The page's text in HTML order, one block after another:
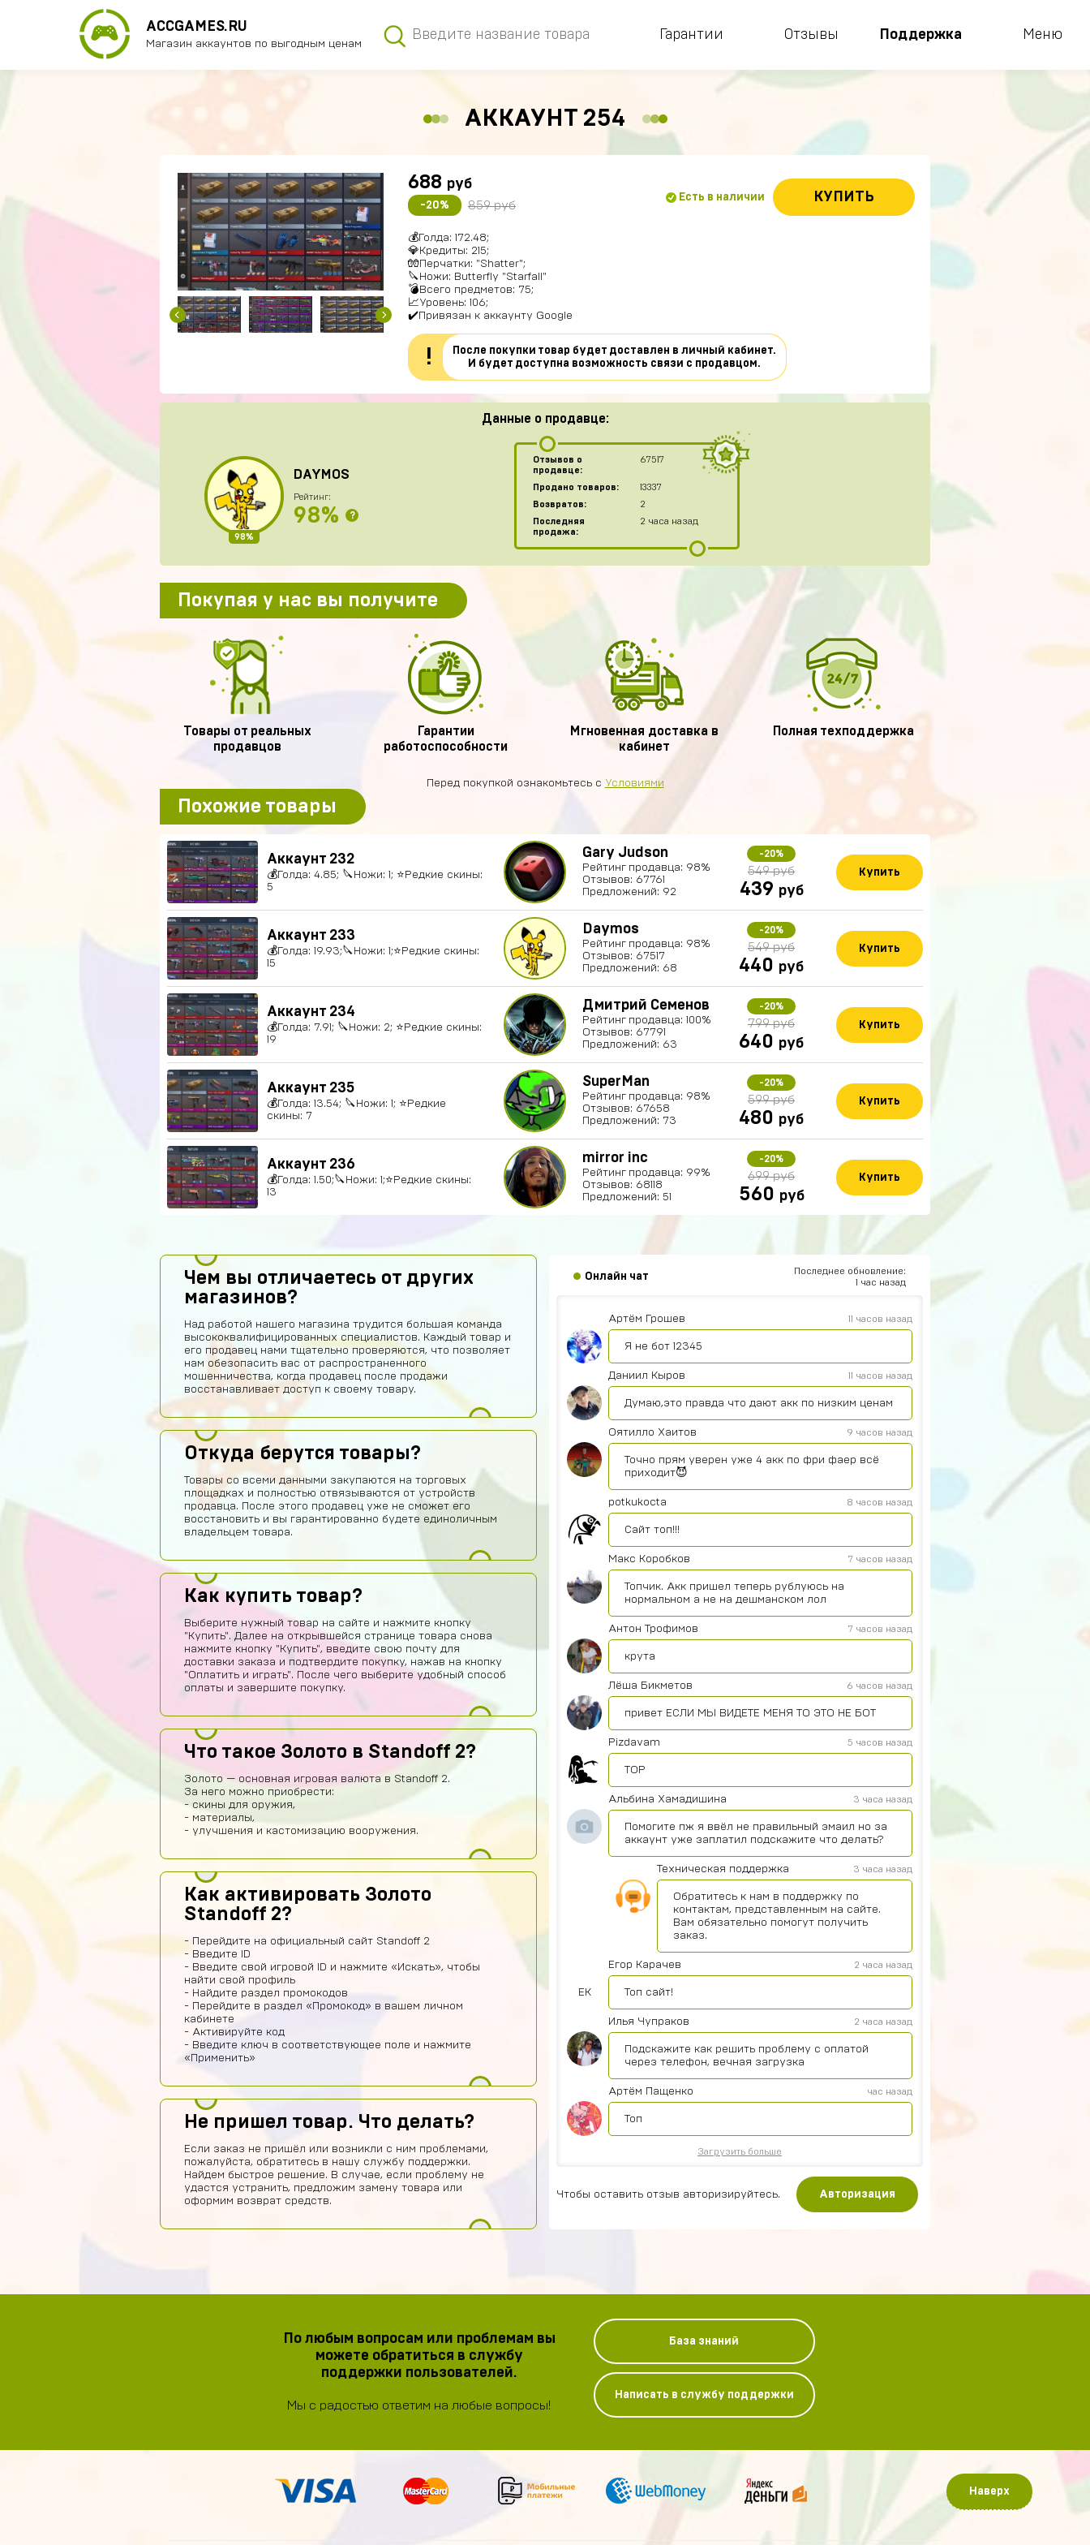
ACCGAMES.RU
Магазин аккаунтов по выгодным ценам
Гарантии Отзывы Поддержка Меню
АККАУНТ 254
688 руб
-20% 859 руб
Есть в наличии КУПИТЬ
💰Голда: 172.48;
💎Кредиты: 215;
🧤Перчатки: "Shatter";
🔪Ножи: Butterfly "Starfall"
💣Всего предметов: 75;
📈Уровень: 106;
✔️Привязан к аккаунту Google
!
После покупки товар будет доставлен в личный кабинет.
И будет доступна возможность связи с продавцом.
Данные о продавце:
98%
DAYMOS
Рейтинг:
98% ?
Отзывов о
продавце:
67517
Продано товаров:
13337
Возвратов:
2
Последняя
продажа:
2 часа назад
Покупая у нас вы получите
Товары от реальных
продавцов
Гарантии
работоспособности
Мгновенная доставка в
кабинет
Полная техподдержка
Перед покупкой ознакомьтесь с Условиями
Похожие товары
Аккаунт 232
💰Голда: 4.85; 🔪Ножи: 1; ⭐️Редкие скины:
5
Gary Judson
Рейтинг продавца: 98%
Отзывов: 67761
Предложений: 92
-20%
549 руб
439 руб
Купить
Аккаунт 233
💰Голда: 19.93;🔪Ножи: 1;⭐️Редкие скины:
15
Daymos
Рейтинг продавца: 98%
Отзывов: 67517
Предложений: 68
-20%
549 руб
440 руб
Купить
Аккаунт 234
💰Голда: 7.91; 🔪Ножи: 2; ⭐️Редкие скины:
19
Дмитрий Семенов
Рейтинг продавца: 100%
Отзывов: 67791
Предложений: 63
-20%
799 руб
640 руб
Купить
Аккаунт 235
💰Голда: 13.54; 🔪Ножи: 1; ⭐️Редкие
скины: 7
SuperMan
Рейтинг продавца: 98%
Отзывов: 67658
Предложений: 73
-20%
599 руб
480 руб
Купить
Аккаунт 236
💰Голда: 1.50;🔪Ножи: 1;⭐️Редкие скины:
13
mirror inc
Рейтинг продавца: 99%
Отзывов: 68118
Предложений: 51
-20%
699 руб
560 руб
Купить
Чем вы отличаетесь от других
магазинов?
Над работой нашего магазина трудится большая команда
высококвалифицированных специалистов. Каждый товар и
его продавец нами тщательно проверяются, что позволяет
нам обезопасить вас от распространенного
мошенничества, когда продавец после продажи
восстанавливает доступ к своему товару.
Откуда берутся товары?
Товары со всеми данными закупаются на торговых
площадках и полностью отвязываются от устройств
продавца. После этого продавец уже не сможет его
восстановить и вы гарантированно будете единоличным
владельцем товара.
Как купить товар?
Выберите нужный товар на сайте и нажмите кнопку
"Купить". Далее на открывшейся странице товара снова
нажмите кнопку "Купить", введите свою почту для
доставки заказа и подтвердите покупку, нажав на кнопку
"Оплатить и играть". После чего выберите удобный способ
оплаты и завершите покупку.
Что такое Золото в Standoff 2?
Золото — основная игровая валюта в Standoff 2.
За него можно приобрести:
- скины для оружия,
- материалы,
- улучшения и кастомизацию вооружения.
Как активировать Золото
Standoff 2?
- Перейдите на официальный сайт Standoff 2
- Введите ID
- Введите свой игровой ID и нажмите «Искать», чтобы
найти свой профиль
- Найдите раздел промокодов
- Перейдите в раздел «Промокод» в вашем личном
кабинете
- Активируйте код
- Введите ключ в соответствующее поле и нажмите
«Применить»
Не пришел товар. Что делать?
Если заказ не пришёл или возникли с ним проблемами,
пожалуйста, обратитесь в нашу службу поддержки.
Найдем быстрое решение. В случае, если проблему не
удастся устранить, предложим замену товара или
оформим возврат средств.
Онлайн чат
Последнее обновление:
1 час назад
Сайт норм
hits250908
Артём Грошев 11 часов назад
Я не бот 12345
Даниил Кыров 11 часов назад
Думаю,это правда что дают акк по низким ценам
Оятилло Хаитов 9 часов назад
Точно прям уверен уже 4 акк по фри фаер всё
приходит😈
potkukocta 8 часов назад
Сайт топ!!!
Макс Коробков 7 часов назад
Топчик. Акк пришел теперь рублуюсь на
нормальном а не на дешманском лол
Антон Трофимов 7 часов назад
крута
Лёша Бикметов 6 часов назад
привет ЕСЛИ МЫ ВИДЕТЕ МЕНЯ ТО ЭТО НЕ БОТ
Pizdavam 5 часов назад
TOP
Альбина Хамадишина 3 часа назад
Помогите пж я ввёл не правильный эмаил но за
аккаунт уже заплатил подскажите что делать?
Техническая поддержка 3 часа назад
Обратитесь к нам в поддержку по
контактам, представленным на сайте.
Вам обязательно помогут получить
заказ.
ЕК
Егор Карачев 2 часа назад
Топ сайт!
Илья Чупраков 2 часа назад
Подскажите как решить проблему с оплатой
через телефон, вечная загрузка
Артём Пащенко час назад
Топ
Загрузить больше
Чтобы оставить отзыв авторизируйтесь. Авторизация
По любым вопросам или проблемам вы
можете обратиться в службу
поддержки пользователей.
Мы с радостью ответим на любые вопросы!
База знаний
Написать в службу поддержки
Наверх